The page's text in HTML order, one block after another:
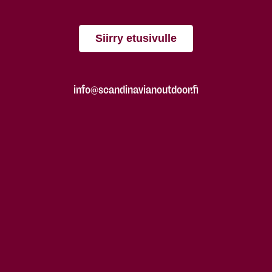
Siirry etusivulle
info@scandinavianoutdoor.fi